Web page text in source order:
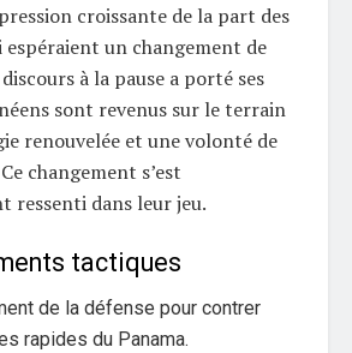
croissante de la part des
un changement de
à la pause a porté ses
sont revenus sur le terrain
renouvelée et une volonté de
changement s’est
ressenti dans leur jeu.
tactiques
de la défense pour contrer
rapides du Panama.